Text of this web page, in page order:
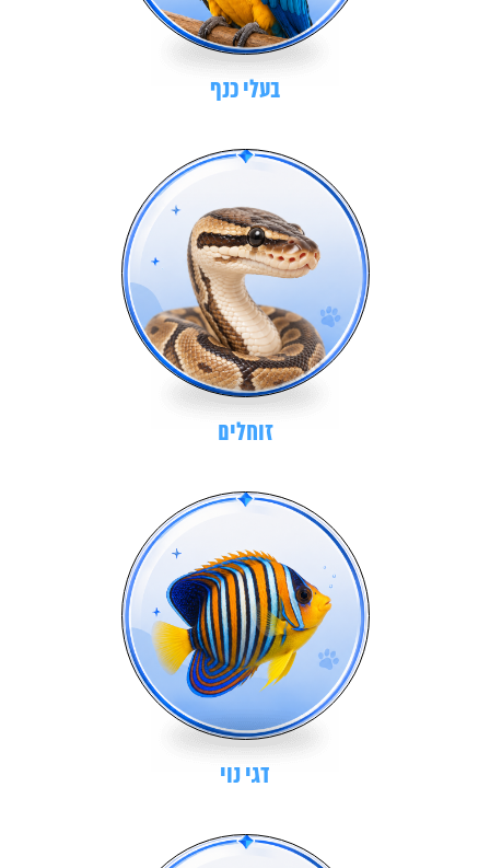
בעלי כנף
זוחלים
דגי נוי